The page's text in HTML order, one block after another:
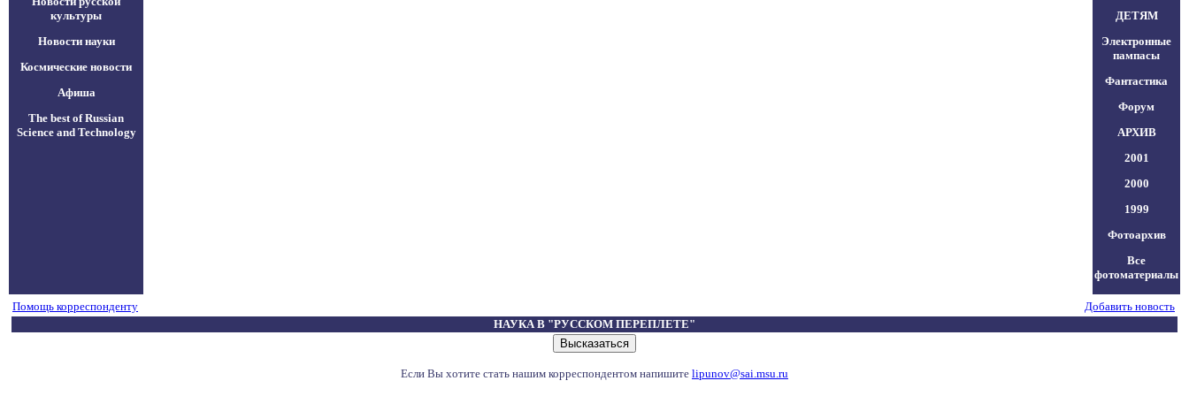
культуры
Новости науки
Космические новости
Афиша
The best of Russian
Science and Technology
ДЕТЯМ
Электронные
пампасы
Фантастика
Форум
АРХИВ
2001
2000
1999
Фотоархив
Все
фотоматериалы
Помощь корреспонденту
Добавить новость
НАУКА В "РУССКОМ ПЕРЕПЛЕТЕ"
Если Вы хотите стать нашим корреспондентом напишите lipunov@sai.msu.ru